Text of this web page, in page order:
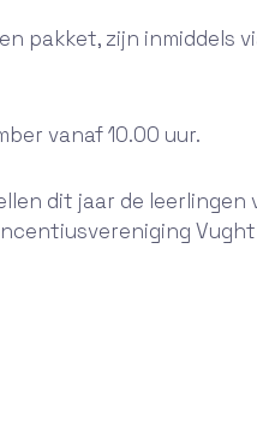
pakket, zijn inmiddels
vanaf 10.00 uur.
dit jaar de